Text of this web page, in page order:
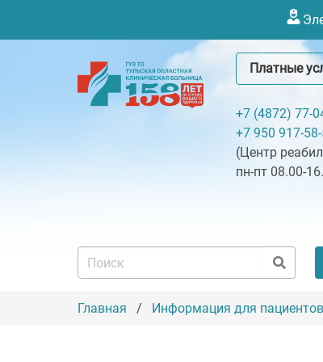
Платные
+7 (4872) 77-
+7 950 917-
(Центр
пн-пт 08.00-
Главная Информация для пациентов